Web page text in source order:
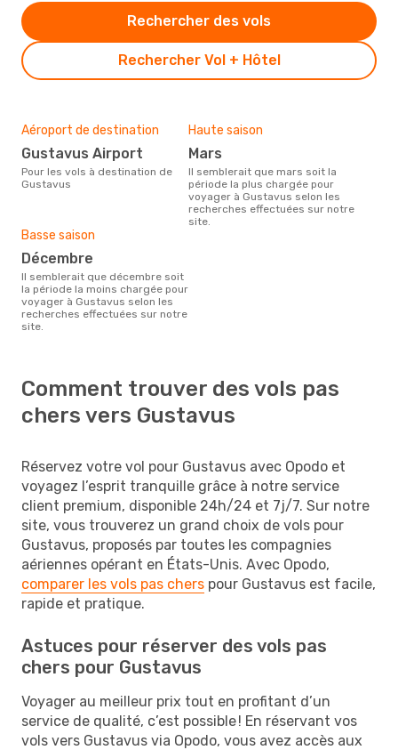
Rechercher Vol + Hôtel
Rechercher des vols
Aéroport de destination
Gustavus Airport
Pour les vols à destination de
Gustavus
Haute saison
mars
Il semblerait que mars soit la
période la plus chargée pour
voyager à Gustavus selon les
recherches effectuées sur notre
site.
Basse saison
décembre
Il semblerait que décembre soit
la période la moins chargée pour
voyager à Gustavus selon les
recherches effectuées sur notre
site.
Comment trouver des vols pas
chers vers Gustavus
Réservez votre vol pour Gustavus avec Opodo et
voyagez l’esprit tranquille grâce à notre service
client premium, disponible 24h/24 et 7j/7. Sur notre
site, vous trouverez un grand choix de vols pour
Gustavus, proposés par toutes les compagnies
aériennes opérant en États-Unis. Avec Opodo,
comparer les vols pas chers pour Gustavus est facile,
rapide et pratique.
Astuces pour réserver des vols pas
chers pour Gustavus
Voyager au meilleur prix tout en profitant d’un
service de qualité, c’est possible ! En réservant vos
vols vers Gustavus via Opodo, vous avez accès aux